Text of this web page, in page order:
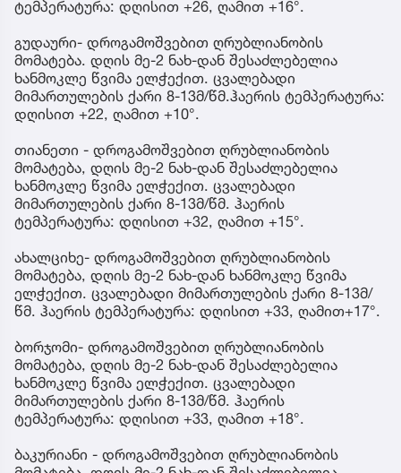
ტემპერატურა: დღისით +26, ღამით +16°.
გუდაური- დროგამოშვებით ღრუბლიანობის
მომატება. დღის მე-2 ნახ-დან შესაძლებელია
ხანმოკლე წვიმა ელჭექით. ცვალებადი
მიმართულების ქარი 8-13მ/წმ.ჰაერის ტემპერატურა:
დღისით +22, ღამით +10°.
თიანეთი - დროგამოშვებით ღრუბლიანობის
მომატება, დღის მე-2 ნახ-დან შესაძლებელია
ხანმოკლე წვიმა ელჭექით. ცვალებადი
მიმართულების ქარი 8-13მ/წმ. ჰაერის
ტემპერატურა: დღისით +32, ღამით +15°.
ახალციხე- დროგამოშვებით ღრუბლიანობის
მომატება, დღის მე-2 ნახ-დან ხანმოკლე წვიმა
ელჭექით. ცვალებადი მიმართულების ქარი 8-13მ/
წმ. ჰაერის ტემპერატურა: დღისით +33, ღამით+17°.
ბორჯომი- დროგამოშვებით ღრუბლიანობის
მომატება, დღის მე-2 ნახ-დან შესაძლებელია
ხანმოკლე წვიმა ელჭექით. ცვალებადი
მიმართულების ქარი 8-13მ/წმ. ჰაერის
ტემპერატურა: დღისით +33, ღამით +18°.
ბაკურიანი - დროგამოშვებით ღრუბლიანობის